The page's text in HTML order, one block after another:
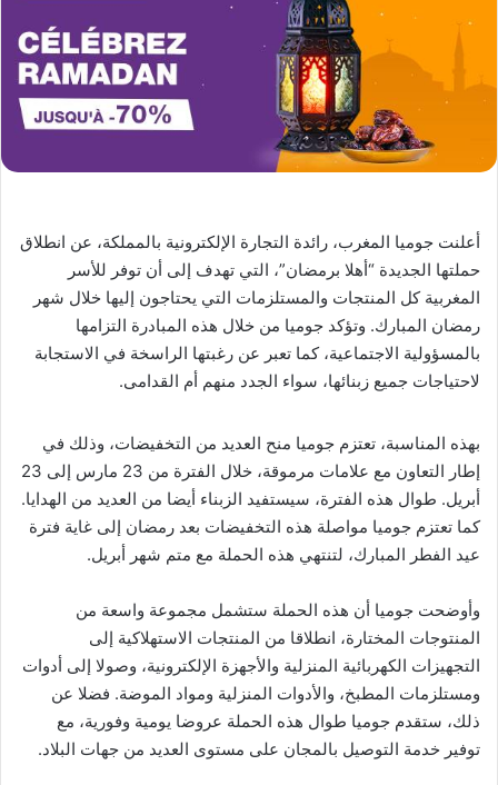
أعلنت جوميا المغرب، رائدة التجارة الإلكترونية بالمملكة، عن انطلاق
حملتها الجديدة “أهلا برمضان”، التي تهدف إلى أن توفر للأسر
المغربية كل المنتجات والمستلزمات التي يحتاجون إليها خلال شهر
رمضان المبارك. وتؤكد جوميا من خلال هذه المبادرة التزامها
بالمسؤولية الاجتماعية، كما تعبر عن رغبتها الراسخة في الاستجابة
لاحتياجات جميع زبنائها، سواء الجدد منهم أم القدامى.
بهذه المناسبة، تعتزم جوميا منح العديد من التخفيضات، وذلك في
إطار التعاون مع علامات مرموقة، خلال الفترة من 23 مارس إلى 23
أبريل. طوال هذه الفترة، سيستفيد الزبناء أيضا من العديد من الهدايا.
كما تعتزم جوميا مواصلة هذه التخفيضات بعد رمضان إلى غاية فترة
عيد الفطر المبارك، لتنتهي هذه الحملة مع متم شهر أبريل.
وأوضحت جوميا أن هذه الحملة ستشمل مجموعة واسعة من
المنتوجات المختارة، انطلاقا من المنتجات الاستهلاكية إلى
التجهيزات الكهربائية المنزلية والأجهزة الإلكترونية، وصولا إلى أدوات
ومستلزمات المطبخ، والأدوات المنزلية ومواد الموضة. فضلا عن
ذلك، ستقدم جوميا طوال هذه الحملة عروضا يومية وفورية، مع
توفير خدمة التوصيل بالمجان على مستوى العديد من جهات البلاد.